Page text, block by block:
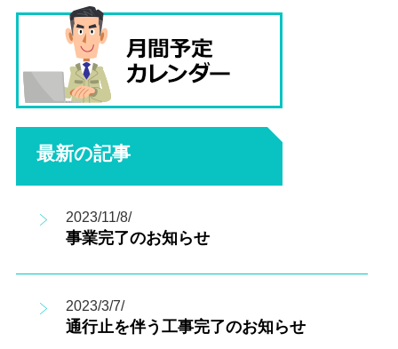
最新の記事
2023/11/8/
事業完了のお知らせ
2023/3/7/
通行止を伴う工事完了のお知らせ